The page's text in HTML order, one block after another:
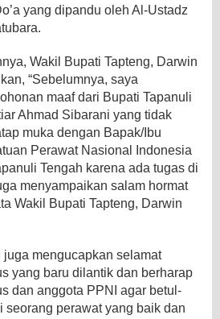
yang dipandu oleh Al-Ustadz
Wakil Bupati Tapteng, Darwin
“Sebelumnya, saya
maaf dari Bupati Tapanuli
Ahmad Sibarani yang tidak
muka dengan Bapak/Ibu
Perawat Nasional Indonesia
Tengah karena ada tugas di
menyampaikan salam hormat
Wakil Bupati Tapteng, Darwin
juga mengucapkan selamat
yang baru dilantik dan berharap
dan anggota PPNI agar betul-
seorang perawat yang baik dan